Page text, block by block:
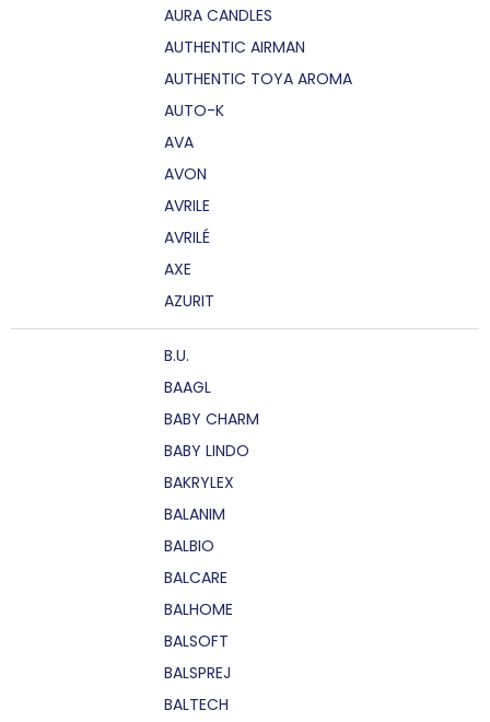
AURA CANDLES
AUTHENTIC AIRMAN
AUTHENTIC TOYA AROMA
AUTO-K
AVA
AVON
AVRILE
AVRILÉ
AXE
AZURIT
B.U.
BAAGL
BABY CHARM
BABY LINDO
BAKRYLEX
BALANIM
BALBIO
BALCARE
BALHOME
BALSOFT
BALSPREJ
BALTECH